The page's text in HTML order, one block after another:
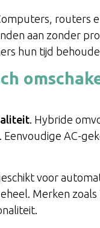
routers
aan zonder
hun tijd
. Hybride
AC-
voor
Merken zoals